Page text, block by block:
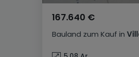
Bauland zum Kauf in
167.640 €